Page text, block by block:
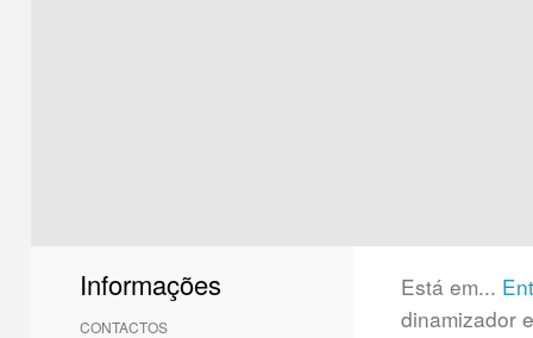
Informações
CONTACTOS
Está em...
dinamizador